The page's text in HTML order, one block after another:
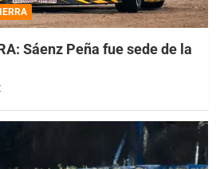
Sáenz Peña fue sede de la